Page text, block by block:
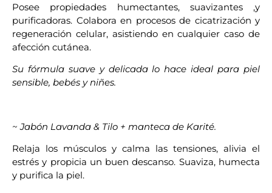
Posee propiedades humectantes, suavizantes ,y
purificadoras. Colabora en procesos de cicatrización y
regeneración celular, asistiendo en cualquier caso de
afección cutánea.
Su fórmula suave y delicada lo hace ideal para piel
sensible, bebés y niñes.
~ Jabón Lavanda & Tilo + manteca de Karité.
Relaja los músculos y calma las tensiones, alivia el
estrés y propicia un buen descanso. Suaviza, humecta
y purifica la piel.